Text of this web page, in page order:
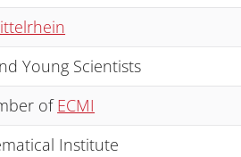
Young Scientists
ofECMI
Institute